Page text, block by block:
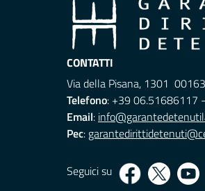
CONTATTI
Via della Pisana, 1301
Telefono: +39 06.51686117
Email:
Pec:
Seguici su